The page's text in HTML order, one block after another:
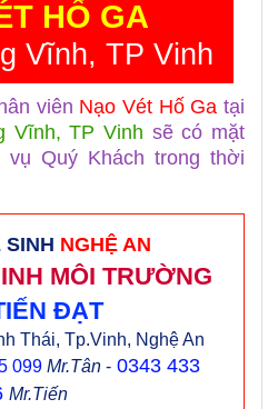
HỐ GA
Vĩnh, TP Vinh
viên Nạo Vét Hố Gatại
Vĩnh, TP Vinh sẽ có mặt
vụ Quý Khách trong thời
SINH NGHỆ AN
MÔI TRƯỜNG
ĐẠT
Thái, Tp.Vinh, Nghệ An
099 Mr.Tân - 0343 433
Mr.Tiến